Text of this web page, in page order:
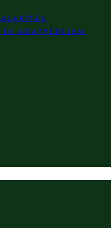
ADATVÉDELEM